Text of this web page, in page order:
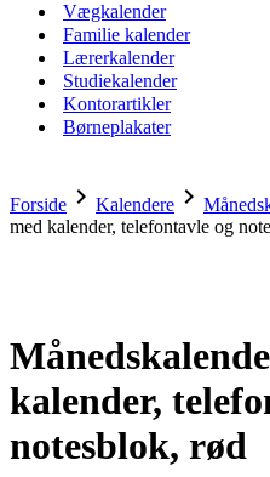
Vægkalender
Familie kalender
Lærerkalender
Studiekalender
Kontorartikler
Børneplakater
Forside chevron_right Kalendere chevron_right
med kalender, telefontavle og
kalender,
notesblok, rød